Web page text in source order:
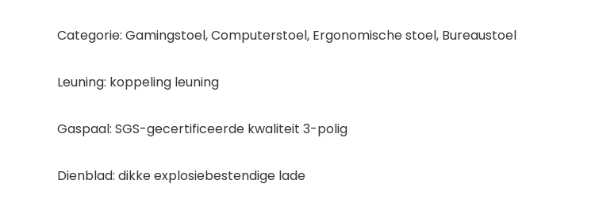
Categorie: Gamingstoel, Computerstoel, Ergonomische stoel, Bureaustoel
Leuning: koppeling leuning
Gaspaal: SGS-gecertificeerde kwaliteit 3-polig
Dienblad: dikke explosiebestendige lade